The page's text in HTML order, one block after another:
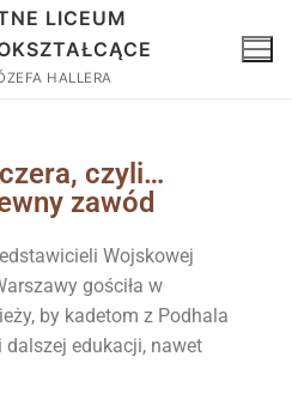
LICEUM
HALLERA
czyli…
zawód
Wojskowej
gościła w
by kadetom z Podhala
edukacji, nawet